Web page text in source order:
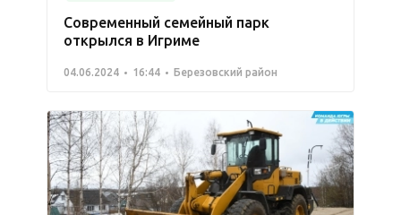
Современный семейный парк
открылся в Игриме
04.06.2024 16:44 Березовский район